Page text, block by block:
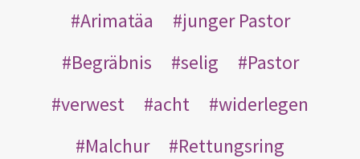
Arimatäa
junger Pastor
Begräbnis
selig
Pastor
verwest
acht
widerlegen
Malchur
Rettungsring